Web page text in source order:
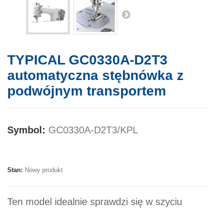
TYPICAL GC0330A-D2T3
automatyczna stębnówka z
podwójnym transportem
Symbol: GC0330A-D2T3/KPL
Stan: Nowy produkt
Ten model idealnie sprawdzi się w szyciu